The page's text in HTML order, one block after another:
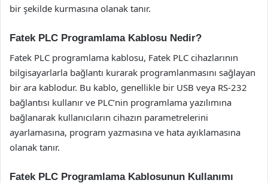
bir şekilde kurmasına olanak tanır.
Fatek PLC Programlama Kablosu Nedir?
Fatek PLC programlama kablosu, Fatek PLC cihazlarının
bilgisayarlarla bağlantı kurarak programlanmasını sağlayan
bir ara kablodur. Bu kablo, genellikle bir USB veya RS-232
bağlantısı kullanır ve PLC’nin programlama yazılımına
bağlanarak kullanıcıların cihazın parametrelerini
ayarlamasına, program yazmasına ve hata ayıklamasına
olanak tanır.
Fatek PLC Programlama Kablosunun Kullanımı